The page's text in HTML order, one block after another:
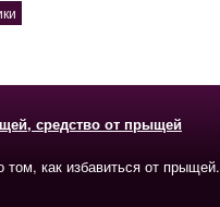
средство от прыщей
как избавиться от прыщей.